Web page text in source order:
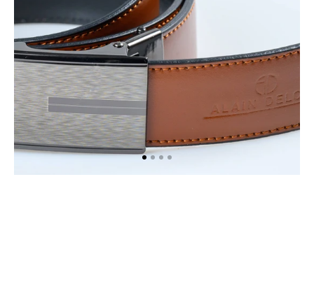
s
brzdovou
přezkou